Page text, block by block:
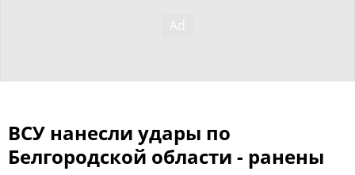
ВСУ нанесли удары по
Белгородской области - ранены